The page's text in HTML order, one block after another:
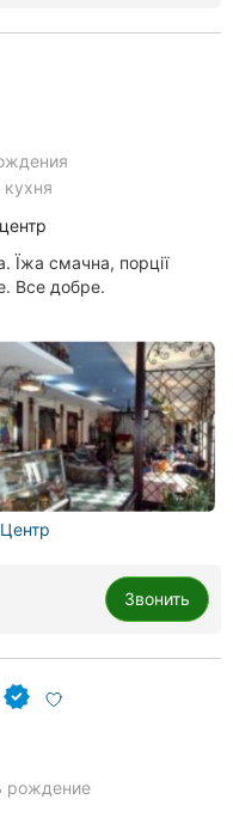
Їжа смачна, порції
Все добре.
Звонить
рождение